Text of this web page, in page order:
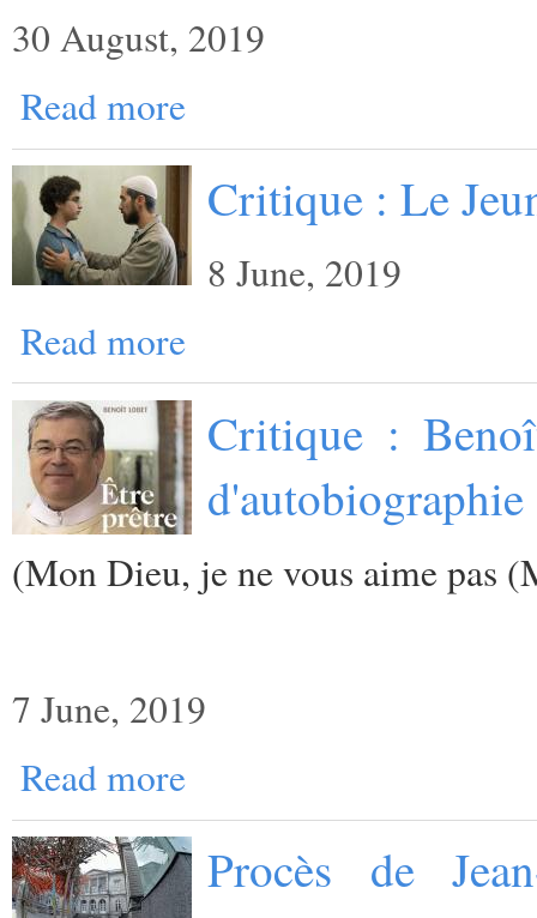
30 August, 2019
Read more
Critique : Le
8 June, 2019
Read more
Critique :
(Mon Dieu, je ne vous aime pas
7 June, 2019
Read more
Procès de